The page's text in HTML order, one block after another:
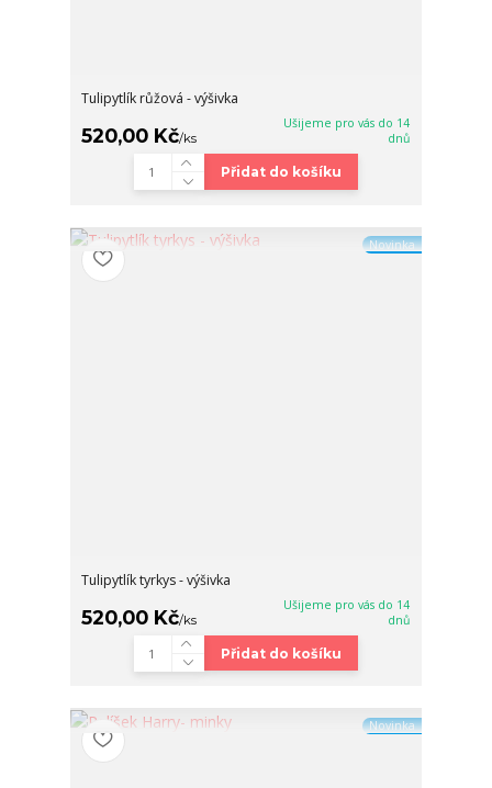
Tulipytlík růžová - výšivka
520,00 Kč/ks
Ušijeme pro vás do 14
dnů
Přidat do košíku
Novinka
Tulipytlík tyrkys - výšivka
520,00 Kč/ks
Ušijeme pro vás do 14
dnů
Přidat do košíku
Novinka